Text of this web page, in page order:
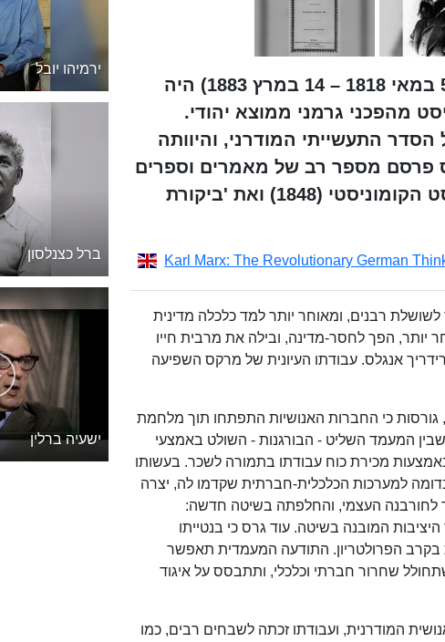
קרל היינריך מרקס (בגרמנית: Karl Heinrich Marx‏; 5 במאי 1818 – 14 במרץ 1883) היה
מהפכני גרמני ממוצא יהודי.
הסדר התעשייתי המודרני, והיוותה
פרסם מספר רב של מאמרים וספרים
בחייו. עם המפורסמים שבהם ניתן למנות את המניפסט הקומוניסטי (1848) ואת 'ביקורת
Karl Marx: The Revolutionary German
רבנים, ומאוחר יותר למד כלכלה מדינית
יותר, הפך לחסר-מדינה, ובילה את מרבית חייו
אנגלס. עבודתו העיונית של מרקס השפיעה
גורסות כי החברות האנושיות התפתחו תוך מלחמת
המעמד השליט - הבורגנות - השולט באמצעי
מכירת כוח עבודתו בתמורה לשכר. בעשותו
למערכות הכלכלית-חברתית שקדמו לה, יצרה
לחורבנה העצמי, והחלפתה בשיטה חדשה:
המובנה בשיטה. עוד גרס כי בנטייתו
בקרב הפרולטריון. התודעה המעמדית תאפשר
שחרור חברתי וכלכלי, ותתבסס על איגוד
המודרנית, ועבודתו זכתה לשבחים רבים, כמו
ירמיהו יובל
ברל כצנלסון
ישעיה ברלין